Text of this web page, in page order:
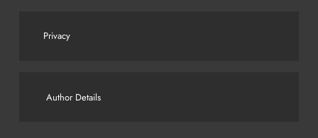
Privacy
Author Details